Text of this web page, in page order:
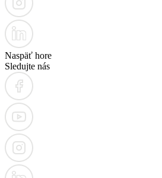
Naspäť hore
Sledujte nás